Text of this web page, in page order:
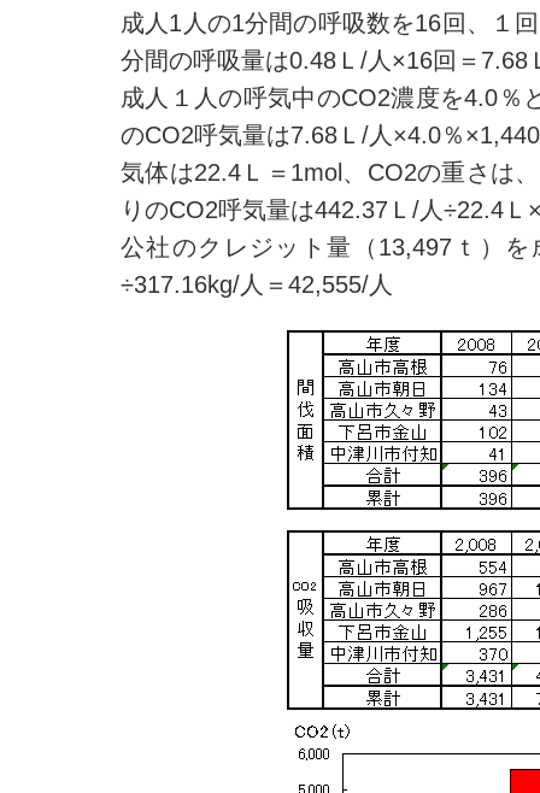
成人1人の1分間の呼吸数を16回、１
分間の呼吸量は0.48Ｌ/人×16回＝7.68
成人１人の呼気中のCO2濃度を4.0％
のCO2呼気量は7.68Ｌ/人×4.0％
気体は22.4Ｌ＝1mol、CO2の重さは
りのCO2呼気量は442.37Ｌ/人÷22.4
公社のクレジット量（13,497ｔ）
÷317.16kg/人＝42,555/人